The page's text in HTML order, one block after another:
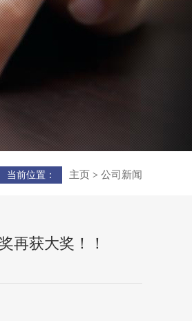
当前位置： 主页 > 公司新闻
再获大奖！！